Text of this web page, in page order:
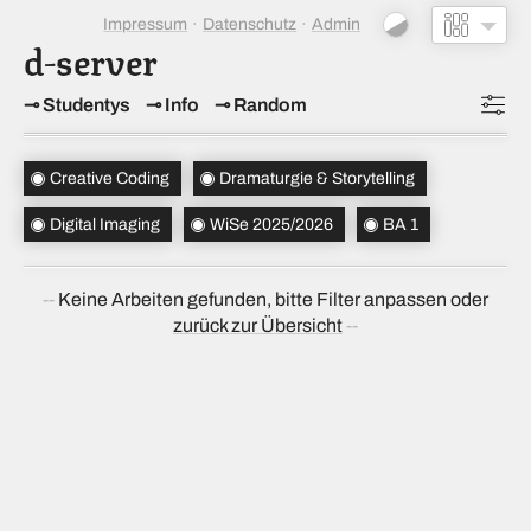
d-server
Studentys Info Random
Impressum Datenschutz Admin
Topics(3)
Studiensemester(1)
Bachelorsemester(1)
Sortierung(↝ zufällig)
Creative Coding Dramaturgie & Storytelling
Digital Imaging WiSe 2025/2026 BA 1
Keine Arbeiten gefunden, bitte Filter anpassen oder
zurück zur Übersicht